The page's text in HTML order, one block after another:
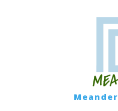
Meander